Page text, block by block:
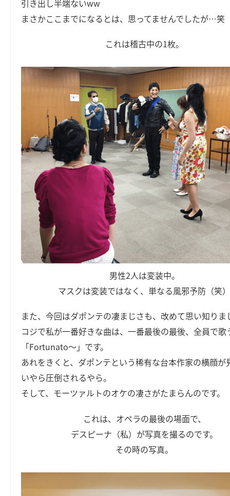
引き出し半端ないww
まさかここまでになるとは、思ってませんでしたが…笑
これは稽古中の1枚。
男性2人は変装中。
マスクは変装ではなく、単なる風邪予防（笑
また、今回はダポンテの凄まじさも、改めて思い知りま
コジで私が一番好きな曲は、一番最後の最後、全員で歌
「Fortunato～」です。
あれをきくと、ダポンテという稀有な台本作家の横顔が
いやら圧倒されるやら。
そして、モーツァルトのオケの凄さがたまらんのです。
これは、オペラの最後の場面で、
デスピーナ（私）が写真を撮るのです。
その時の写真。